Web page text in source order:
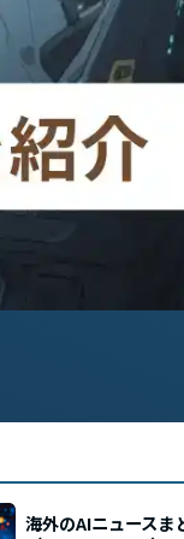
海外のAIニュースま